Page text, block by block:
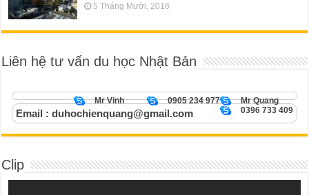
5 Tháng Mười, 2016
Liên hệ tư vấn du học Nhật Bản
Mr Quang
0905 234 977
Mr Vinh
0396 733 409
Email : duhochienquang@gmail.com
Clip